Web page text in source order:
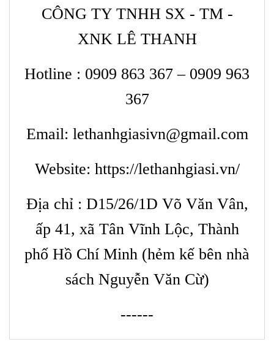
CÔNG TY TNHH SX - TM -
XNK LÊ THANH
Hotline : 0909 863 367 – 0909 963
367
Email: lethanhgiasivn@gmail.com
Website: https://lethanhgiasi.vn/
Địa chỉ : D15/26/1D Võ Văn Vân,
ấp 41, xã Tân Vĩnh Lộc, Thành
phố Hồ Chí Minh (hẻm kế bên nhà
sách Nguyễn Văn Cừ)
------